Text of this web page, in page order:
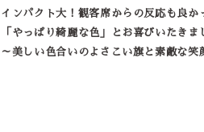
インパクト大！観客席からの反応も良か
「やっぱり綺麗な色」とお喜びいたきま
～美しい色合いのよさこい旗と素敵な笑